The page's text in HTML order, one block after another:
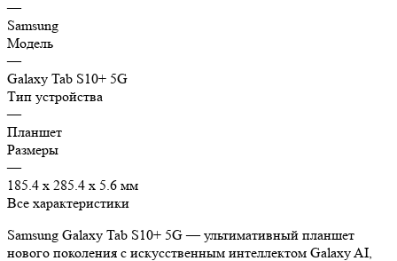
—
Samsung
Модель
—
Galaxy Tab S10+ 5G
Тип устройства
—
Планшет
Размеры
—
185.4 x 285.4 x 5.6 мм
Все характеристики
Samsung Galaxy Tab S10+ 5G — ультимативный планшет
нового поколения с искусственным интеллектом Galaxy AI,